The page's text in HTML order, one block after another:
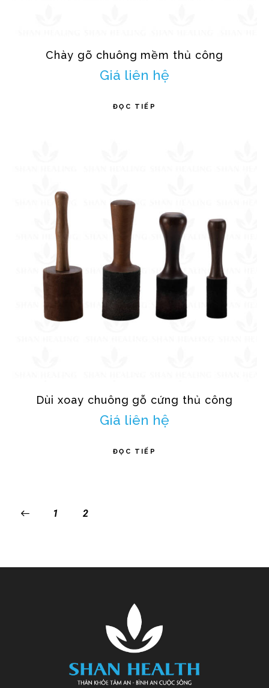
Chày gõ chuông mềm thủ công
Giá liên hệ
ĐỌC TIẾP
Dùi xoay chuông gỗ cứng thủ công
Giá liên hệ
ĐỌC TIẾP
1 2